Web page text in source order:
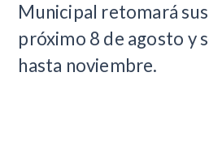
Municipal retomará
próximo 8 de agosto y
hasta noviembre.